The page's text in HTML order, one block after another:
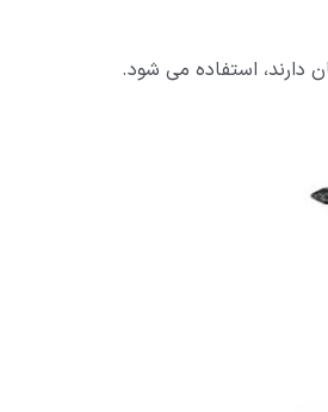
دارند، استفاده می شود.